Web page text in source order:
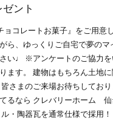
ント
コレートお菓子』をご用意
ら、ゆっくりご自宅で夢のマ
い♩ ※アンケートのご協力
ます。 建物はもちろん土地
さまのご来場お待ちしてお
るなら クレバリーホーム
・陶器瓦を通常仕様で採用